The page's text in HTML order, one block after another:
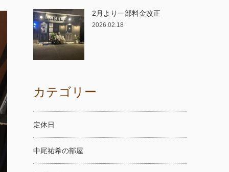
2月より一部料金改正
2026.02.18
カテゴリー
定休日
中尾祐希の部屋